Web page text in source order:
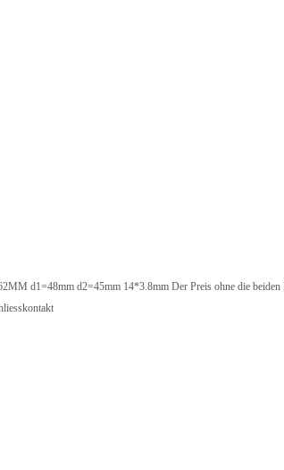
d1=48mm d2=45mm 14*3.8mm Der Preis ohne die beiden